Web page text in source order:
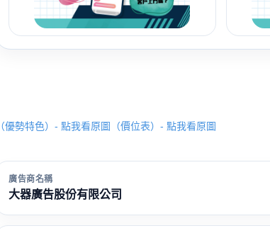
（優勢特色）- 點我看原圖 （價位表）- 點我看原圖
廣告商名稱
大器廣告股份有限公司